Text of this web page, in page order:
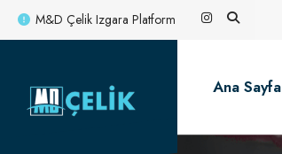
Skip
to
M&D Çelik Izgara Platform
Ana Sayfa